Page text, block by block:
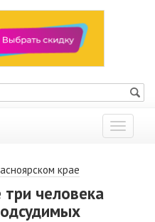
Показать
меню
крае
человека